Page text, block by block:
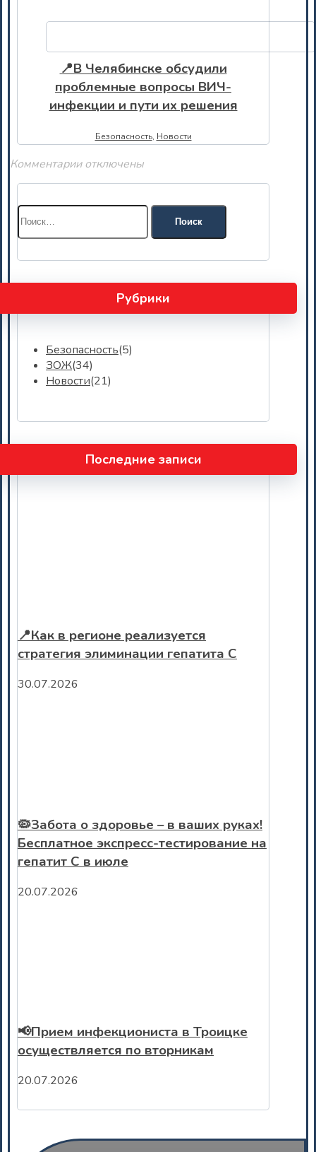
📍В Челябинске обсудили
проблемные вопросы ВИЧ-
инфекции и пути их решения
Безопасность, Новости
Комментарии отключены
Найти:
Рубрики
Безопасность(5)
ЗОЖ(34)
Новости(21)
Последние записи
📍Как в регионе реализуется
стратегия элиминации гепатита С
30.07.2026
🦠Забота о здоровье – в ваших руках!
Бесплатное экспресс-тестирование на
гепатит С в июле
20.07.2026
📢Прием инфекциониста в Троицке
осуществляется по вторникам
20.07.2026